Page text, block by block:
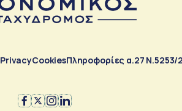
PrivacyCookiesΠληροφορίες α.27 Ν.5253/